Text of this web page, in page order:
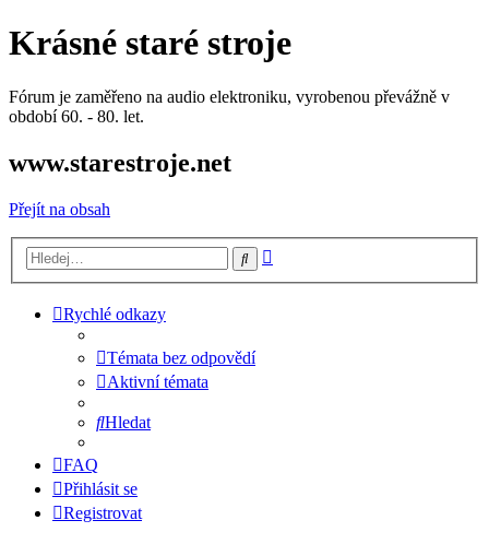
Krásné staré stroje
Fórum je zaměřeno na audio elektroniku, vyrobenou převážně v
období 60. - 80. let.
www.starestroje.net
Přejít na obsah
Hledat
Rychlé odkazy
Témata bez odpovědí
Aktivní témata
Hledat
FAQ
Přihlásit se
Registrovat